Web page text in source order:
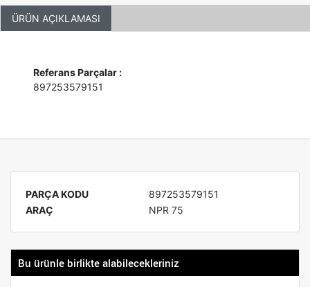
ÜRÜN AÇIKLAMASI
Referans Parçalar :
897253579151
PARÇA KODU
897253579151
ARAÇ
NPR 75
Bu ürünle birlikte alabilecekleriniz